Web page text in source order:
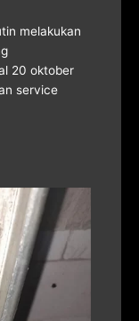
melakukan
20 oktober
service